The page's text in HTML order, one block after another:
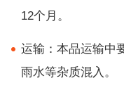
12个月。
运输：本品运输中
雨水等杂质混入。